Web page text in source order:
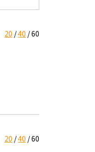
20 40 60
20 40 60